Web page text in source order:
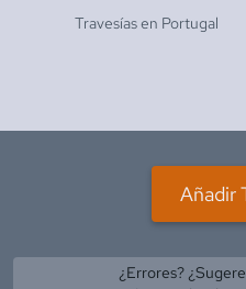
Travesías en Portugal
Añadir
¿Errores?